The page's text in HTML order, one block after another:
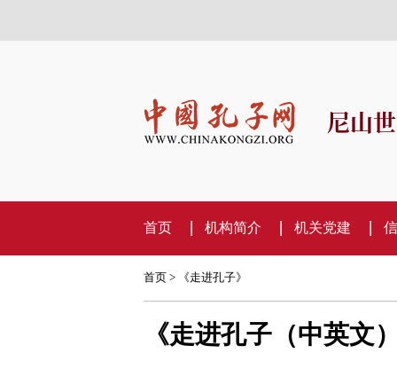
尼山
首页 机构简介 机关党建
首页> 《走进孔子》
《走进孔子（中英文